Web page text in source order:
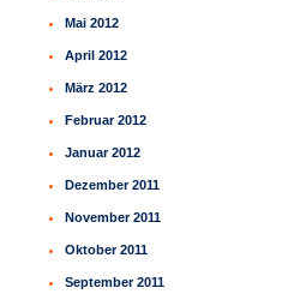
Mai 2012
April 2012
März 2012
Februar 2012
Januar 2012
Dezember 2011
November 2011
Oktober 2011
September 2011